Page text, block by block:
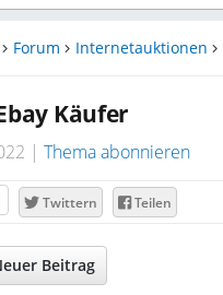
Forum Internetauktionen
Käufer
Thema abonnieren
Twittern Teilen
Beitrag